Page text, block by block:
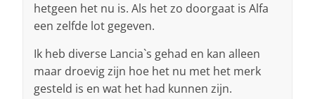
hetgeen het nu is. Als het zo doorgaat is Alfa
een zelfde lot gegeven.
Ik heb diverse Lancia`s gehad en kan alleen
maar droevig zijn hoe het nu met het merk
gesteld is en wat het had kunnen zijn.